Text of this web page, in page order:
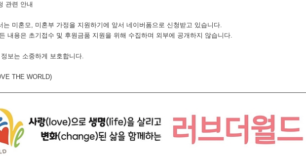
관련 안내
는 미혼모, 미혼부 가정을 지원하기에 앞서 네이버폼으로 신청받고 있습니다.
내용은 초기접수 및 후원금품 지원을 위해 수집하며 외부에 공개하지 않습니다.
보는 소중하게 보호합니다.
THE WORLD)